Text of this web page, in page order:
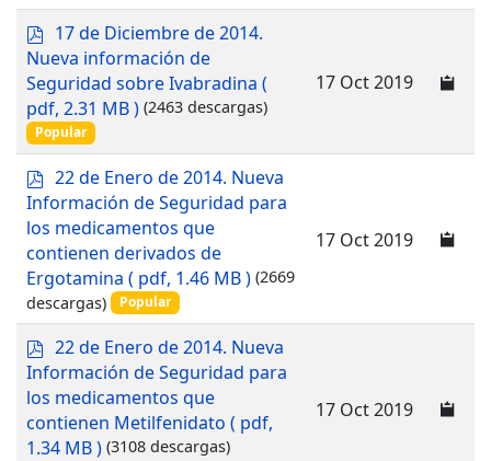
p
d
f
17 de Diciembre de 2014.
Nueva información de
Seguridad sobre Ivabradina (
pdf, 2.31 MB ) (2463 descargas)
Popular
17 Oct 2019
p
d
f
22 de Enero de 2014. Nueva
Información de Seguridad para
los medicamentos que
contienen derivados de
Ergotamina ( pdf, 1.46 MB ) (2669
descargas)
Popular
17 Oct 2019
p
d
f
22 de Enero de 2014. Nueva
Información de Seguridad para
los medicamentos que
contienen Metilfenidato ( pdf,
1.34 MB ) (3108 descargas)
17 Oct 2019